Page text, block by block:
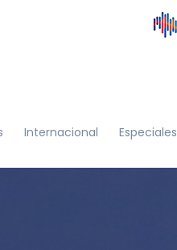
Internacional Especiales